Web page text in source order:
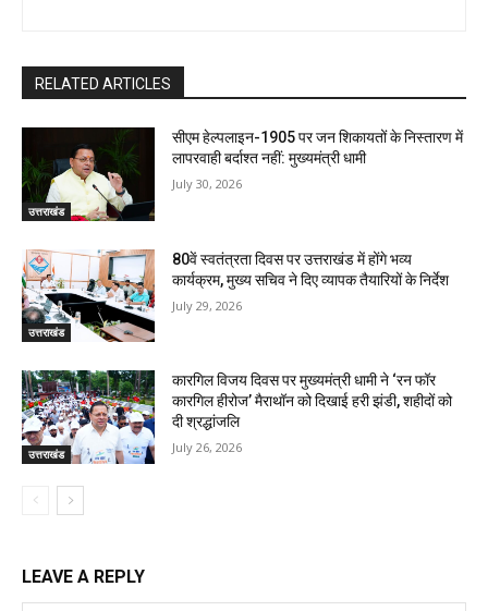
RELATED ARTICLES
उत्तराखंड
सीएम हेल्पलाइन-1905 पर जन शिकायतों के निस्तारण में
लापरवाही बर्दाश्त नहीं: मुख्यमंत्री धामी
July 30, 2026
उत्तराखंड
80वें स्वतंत्रता दिवस पर उत्तराखंड में होंगे भव्य
कार्यक्रम, मुख्य सचिव ने दिए व्यापक तैयारियों के निर्देश
July 29, 2026
उत्तराखंड
कारगिल विजय दिवस पर मुख्यमंत्री धामी ने ‘रन फॉर
कारगिल हीरोज’ मैराथॉन को दिखाई हरी झंडी, शहीदों को
दी श्रद्धांजलि
July 26, 2026
LEAVE A REPLY